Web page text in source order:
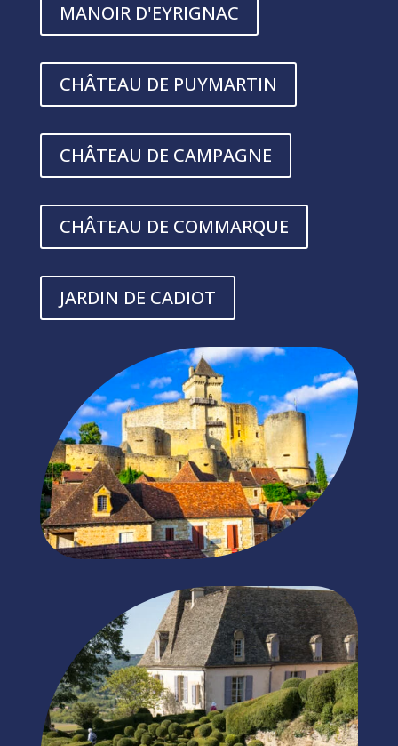
MANOIR D'EYRIGNAC
CHÂTEAU DE PUYMARTIN
CHÂTEAU DE CAMPAGNE
CHÂTEAU DE COMMARQUE
JARDIN DE CADIOT